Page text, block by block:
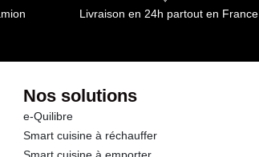
Livraison en 24h partout en France
Nos solutions
e-Quilibre
Smart cuisine à réchauffer